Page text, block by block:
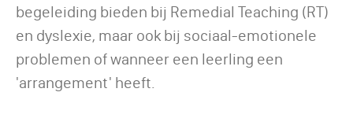
begeleiding bieden bij Remedial Teaching (RT)
en dyslexie, maar ook bij sociaal-emotionele
problemen of wanneer een leerling een
'arrangement' heeft.